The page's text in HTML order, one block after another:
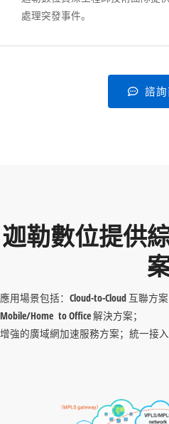
處理突發事件。
諮
迦勒數位提供
應用場景包括：Cloud-to-Cloud 互聯方
Mobile/Home to Office 解決方案；
增強的廣域網加速服務方案；統一接入